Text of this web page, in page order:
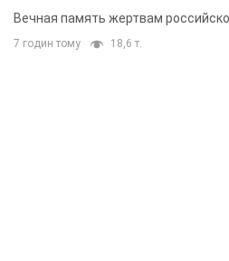
муж и внук
Вечная память жертвам
7 годин тому 18,6 т.